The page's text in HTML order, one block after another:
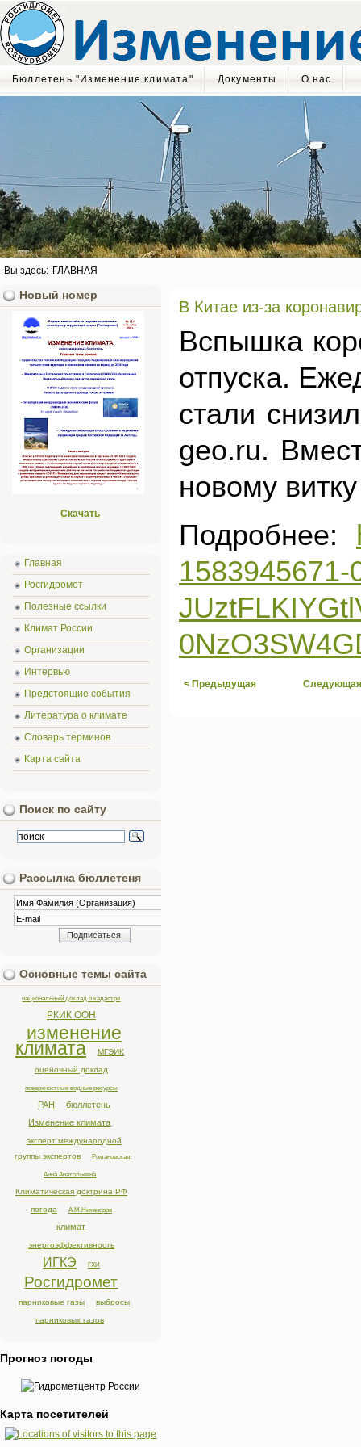
Бюллетень "Изменение климата" Документы О нас
Вы здесь: ГЛАВНАЯ
В Китае из-за
Вспышка
отпуска.
стали
geo.ru.
новому
Подробнее:
1583945671-
< Предыдущая
Новый номер
Скачать
Главная
Росгидромет
Полезные ссылки
Климат России
Организации
Интервью
Предстоящие события
Литература о климате
Словарь терминов
Карта сайта
Поиск по сайту
Рассылка бюллетеня
Основные темы сайта
национальный доклад о кадастре
РКИК ООН
изменение
климата
МГЭИК
оценочный доклад
поверхностные водные ресурсы
РАН
бюллетень
Изменение климата
эксперт международной
группы экспертов
Романовская
Анна Анатольевна
Климатическая доктрина РФ
погода
А.М.Никаноров
климат
энергоэффективность
ИГКЭ ГХИ
Росгидромет
парниковые газы
выбросы
парниковых газов
Прогноз погоды
Карта посетителей